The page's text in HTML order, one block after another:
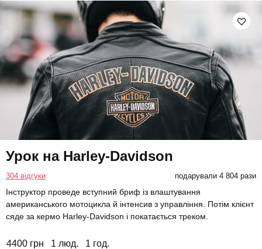
Урок на Harley-Davidson
304 відгуки подарували 4 804 рази
Інструктор проведе вступний бриф із влаштування
американського мотоцикла й інтенсив з управління. Потім клієнт
сяде за кермо Harley-Davidson і покатається треком.
4400 грн 1 люд. 1 год.